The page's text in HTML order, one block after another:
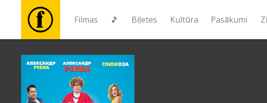
Filmas 🎵 Biļetes Kultūra Pasākumi
Filmas
🎵